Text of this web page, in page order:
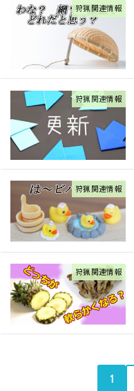
狩猟関連情報
狩猟関連情報
狩猟関連情報
狩猟関連情報
1